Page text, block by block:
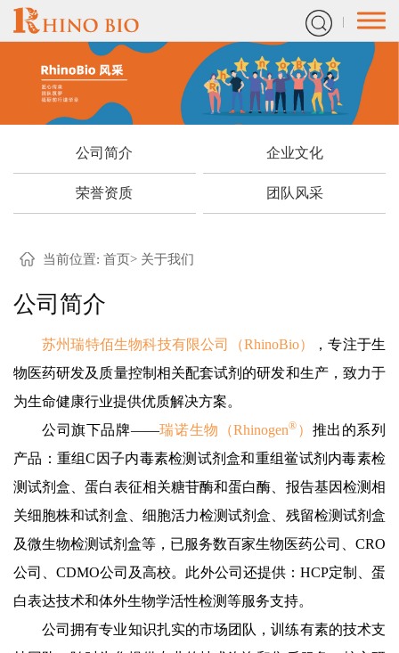
公司简介 企业文化
荣誉资质 团队风采
当前位置: 首页> 关于我们
公司简介
苏州瑞特佰生物科技有限公司（RhinoBio）
，专注于生
物医药研发及质量控制相关配套试剂的研发和生产，致力于
为生命健康行业提供优质解决方案。
公司旗下品牌——瑞诺生物（Rhinogen® ） 推出的系列
产品：重组C因子内毒素检测试剂盒和重组鲎试剂内毒素检
测试剂盒、蛋白表征相关糖苷酶和蛋白酶、报告基因检测相
关细胞株和试剂盒、细胞活力检测试剂盒、残留检测试剂盒
及微生物检测试剂盒等，已服务数百家生物医药公司、CRO
公司、CDMO公司及高校。此外公司还提供：HCP定制、蛋
白表达技术和体外生物学活性检测等服务支持。
公司拥有专业知识扎实的市场团队，训练有素的技术支